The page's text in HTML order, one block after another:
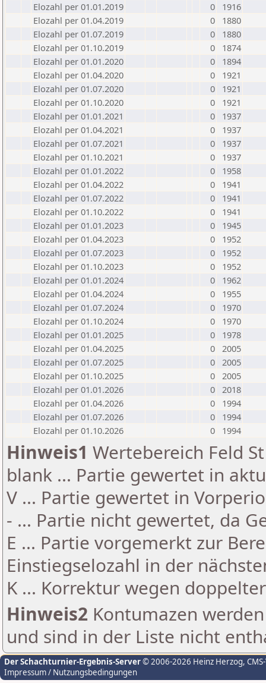
Elozahl per 01.01.2019
0
1916
Elozahl per 01.04.2019
0
1880
Elozahl per 01.07.2019
0
1880
Elozahl per 01.10.2019
0
1874
Elozahl per 01.01.2020
0
1894
Elozahl per 01.04.2020
0
1921
Elozahl per 01.07.2020
0
1921
Elozahl per 01.10.2020
0
1921
Elozahl per 01.01.2021
0
1937
Elozahl per 01.04.2021
0
1937
Elozahl per 01.07.2021
0
1937
Elozahl per 01.10.2021
0
1937
Elozahl per 01.01.2022
0
1958
Elozahl per 01.04.2022
0
1941
Elozahl per 01.07.2022
0
1941
Elozahl per 01.10.2022
0
1941
Elozahl per 01.01.2023
0
1945
Elozahl per 01.04.2023
0
1952
Elozahl per 01.07.2023
0
1952
Elozahl per 01.10.2023
0
1952
Elozahl per 01.01.2024
0
1962
Elozahl per 01.04.2024
0
1955
Elozahl per 01.07.2024
0
1970
Elozahl per 01.10.2024
0
1970
Elozahl per 01.01.2025
0
1978
Elozahl per 01.04.2025
0 2005
Elozahl per 01.07.2025
0 2005
Elozahl per 01.10.2025
0 2005
Elozahl per 01.01.2026
0 2018
Elozahl per 01.04.2026
0
1994
Elozahl per 01.07.2026
0
1994
Elozahl per 01.10.2026
0 1994
Hinweis1 Wertebereich Feld
blank ... Partie gewertet in
V ... Partie gewertet in
- ... Partie nicht gewertet, da
E ... Partie vorgemerkt zur
Einstiegselozahl in der
K ... Korrektur wegen
Hinweis2 Kontumazen
und sind in der Liste nicht
Der Schachturnier-Ergebnis-Server© 2006-2026 Heinz Herzog,
Impressum / Nutzungsbedingungen